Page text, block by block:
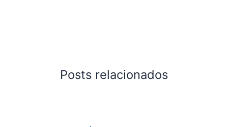
Posts relacionados